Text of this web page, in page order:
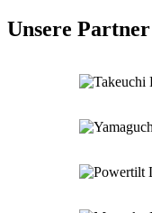
Unsere Partner